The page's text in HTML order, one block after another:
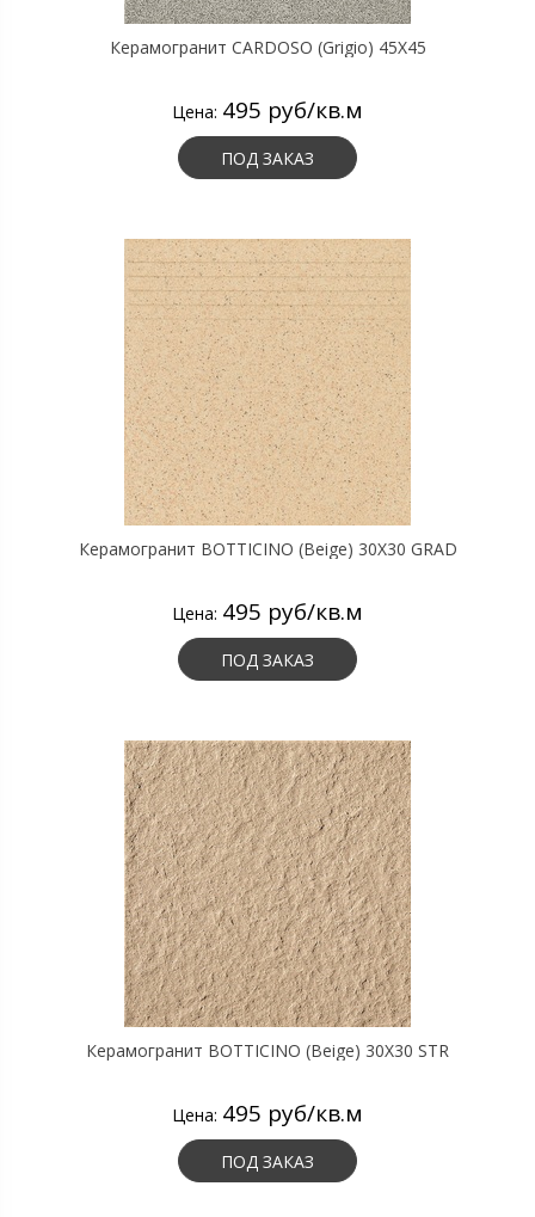
Керамогранит CARDOSO (Grigio) 45X45
Цена: 495 руб/кв.м
ПОД ЗАКАЗ
Керамогранит BOTTICINO (Beige) 30X30 GRAD
Цена: 495 руб/кв.м
ПОД ЗАКАЗ
Керамогранит BOTTICINO (Beige) 30X30 STR
Цена: 495 руб/кв.м
ПОД ЗАКАЗ